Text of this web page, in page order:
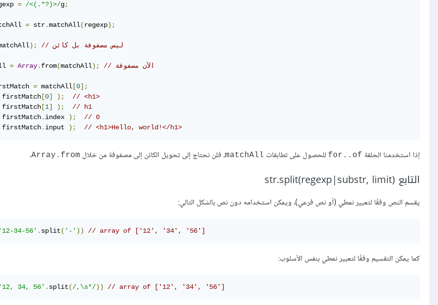
= /<(.*?)>/g;
= str.matchAll(regexp);
); // ليس مصفوفة بل كائن
= Array. from(matchAll); // الآن مصفوفة
= matchAll [0];
firstMatch [0] );
// <h1>
firstMatch [1] );
// h1
firstMatch. index );
// 0
firstMatch. input ); // <h1>Hello, world!</h1>
إذا استخدمنا الحلقة for..of للحصول على تطابقات matchAll، فلن نحتاج إلى تحويل الكائن إلى مصفوفة من خلال Array.from
.
التابع (str.split(regexp|substr, limit
يقسم النص وفقًا لتعبير نمطي (أو نص فرعي)، ويمكن استخدامه دون نص بالشكل التالي:
'12-34-56' . split( '-' )) // array of ['12', '34', '56']
كما يمكن التقسيم وفقًا لتعبير نمطي بنفس الأسلوب:
'12, 34, 56' . split(/,\s*/)) // array of ['12', '34', '56']